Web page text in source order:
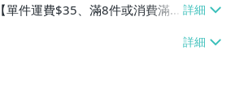
單件運費$35、滿8件或消費滿
】